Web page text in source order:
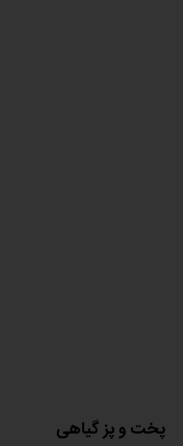
پخت و پز گیاهی